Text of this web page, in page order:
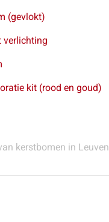
(gevlokt)
verlichting
kit (rood en goud)
kerstbomen in Leuven